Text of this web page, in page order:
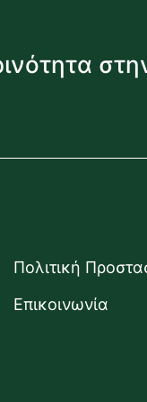
Πολιτική
Επικοινωνία